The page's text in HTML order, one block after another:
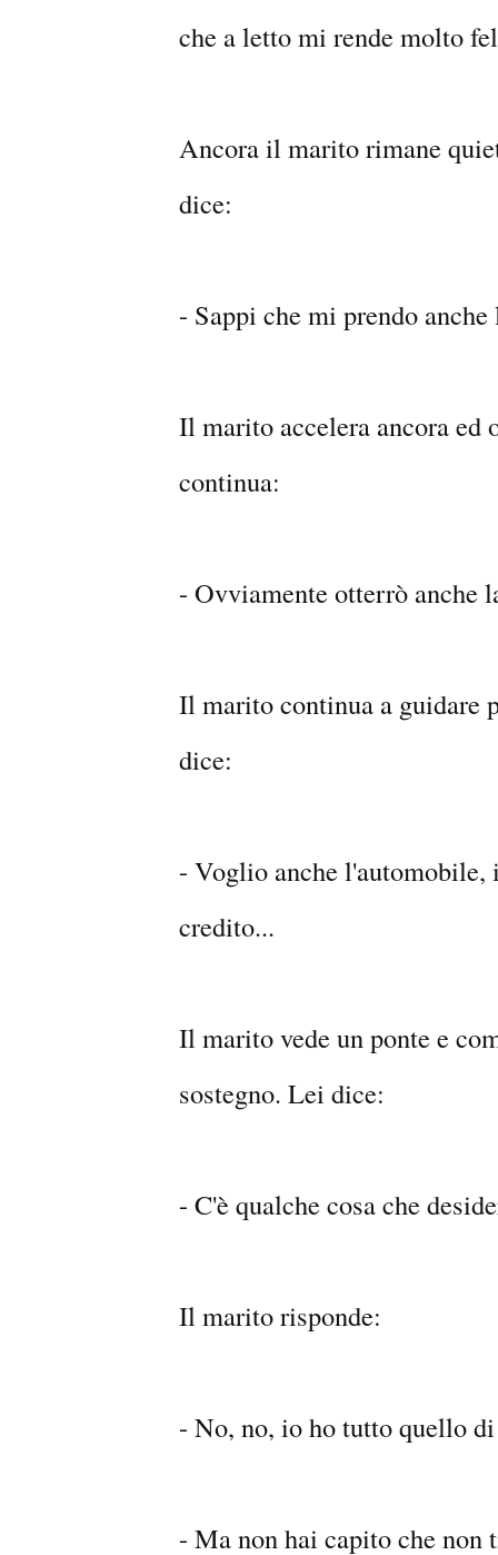
che a letto mi rende molto
Ancora il marito rimane
dice:
- Sappi che mi prendo anche
Il marito accelera ancora ed
continua:
- Ovviamente otterrò anche
Il marito continua a guidare
dice:
- Voglio anche
credito...
Il marito vede un ponte e
sostegno. Lei dice:
- C'è qualche cosa che
Il marito risponde:
- No, no, io ho tutto quello
- Ma non hai capito che